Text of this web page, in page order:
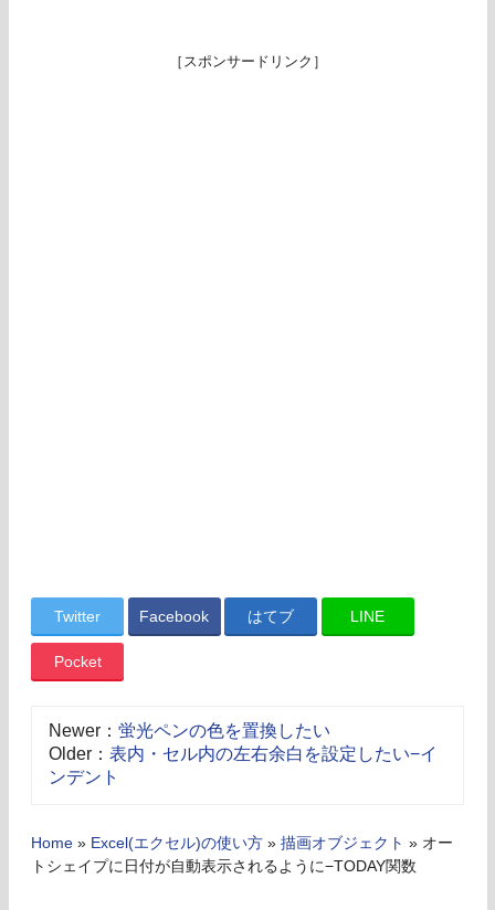
［スポンサードリンク］
Twitter Facebook はてブ LINE
Pocket
Newer： 蛍光ペンの色を置換したい
Older： 表内・セル内の左右余白を設定したい−イ
ンデント
Home » Excel(エクセル)の使い方 » 描画オブジェクト » オー
トシェイプに日付が自動表示されるように−TODAY関数